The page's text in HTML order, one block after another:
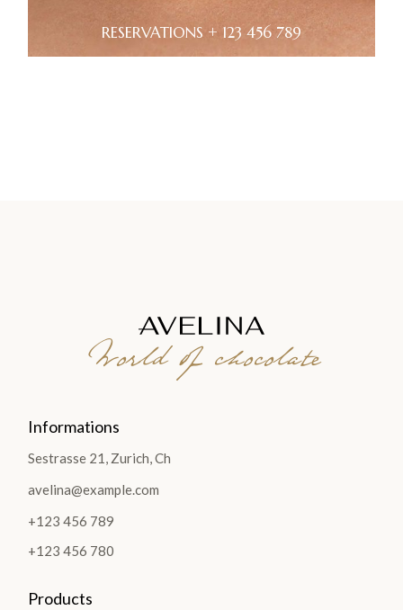
RESERVATIONS + 123 456 789
World of chocolate
Informations
Sestrasse 21, Zurich, Ch
avelina@example.com
+123 456 789
+123 456 780
Products